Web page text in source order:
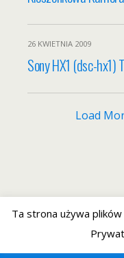
26 KWIETNIA 2009
Sony HX1 (dsc-
Load
Mobile
Ta strona używa